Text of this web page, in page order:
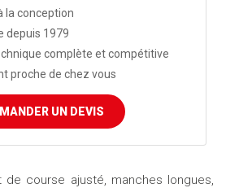
la conception
depuis 1979
complète et compétitive
proche de chez vous
UN DEVIS
de course ajusté, manches longues,